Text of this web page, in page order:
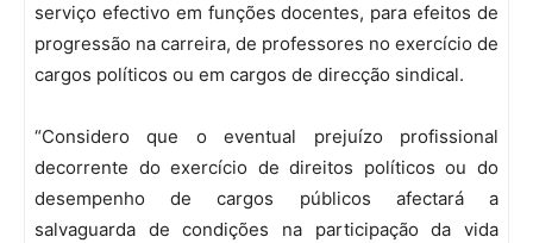
serviço efectivo em funções docentes, para efeitos de
progressão na carreira, de professores no exercício de
cargos políticos ou em cargos de direcção sindical.
“Considero que o eventual prejuízo profissional
decorrente do exercício de direitos políticos ou do
desempenho de cargos públicos afectará a
salvaguarda de condições na participação da vida